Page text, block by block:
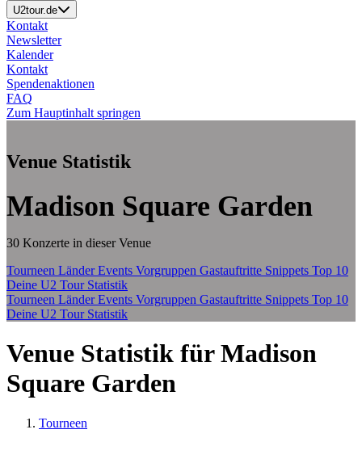
U2tour.de
Kontakt
Newsletter
Kalender
Kontakt
Spendenaktionen
FAQ
Zum Hauptinhalt springen
Venue Statistik
Madison Square Garden
30 Konzerte in dieser Venue
Tourneen LänderEvents Vorgruppen Gastauftritte Snippets Top 10
Deine U2 Tour Statistik
Tourneen LänderEvents Vorgruppen Gastauftritte Snippets Top 10
Deine U2 Tour Statistik
Venue Statistik für Madison
Square Garden
Tourneen